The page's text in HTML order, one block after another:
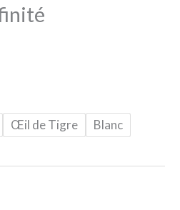
Œil de Tigre Blanc